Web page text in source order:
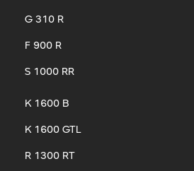
G 310 R
F 900 R
S 1000 RR
K 1600 B
K 1600 GTL
R 1300 RT